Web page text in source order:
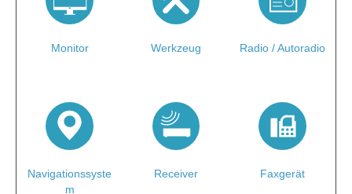
Monitor Werkzeug Radio / Autoradio
Navigationssyste
m
Receiver Faxgerät